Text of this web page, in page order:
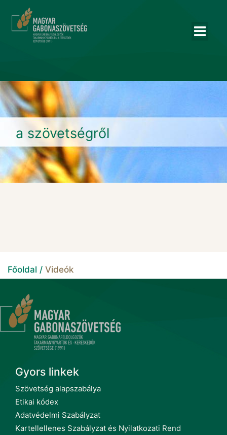
a szövetségről
Főoldal / Videók
Gyors linkek
Szövetség alapszabálya
Etikai kódex
Adatvédelmi Szabályzat
Kartellellenes Szabályzat és Nyilatkozati Rend